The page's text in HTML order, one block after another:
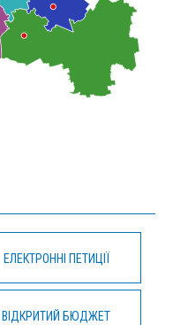
ЕЛЕКТРОННІ ПЕТИЦІЇ
ВІДКРИТИЙ БЮДЖЕТ